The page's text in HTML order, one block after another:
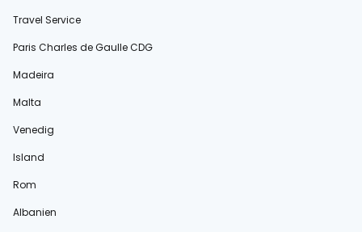
Travel Service
Paris Charles de Gaulle CDG
Madeira
Malta
Venedig
Island
Rom
Albanien